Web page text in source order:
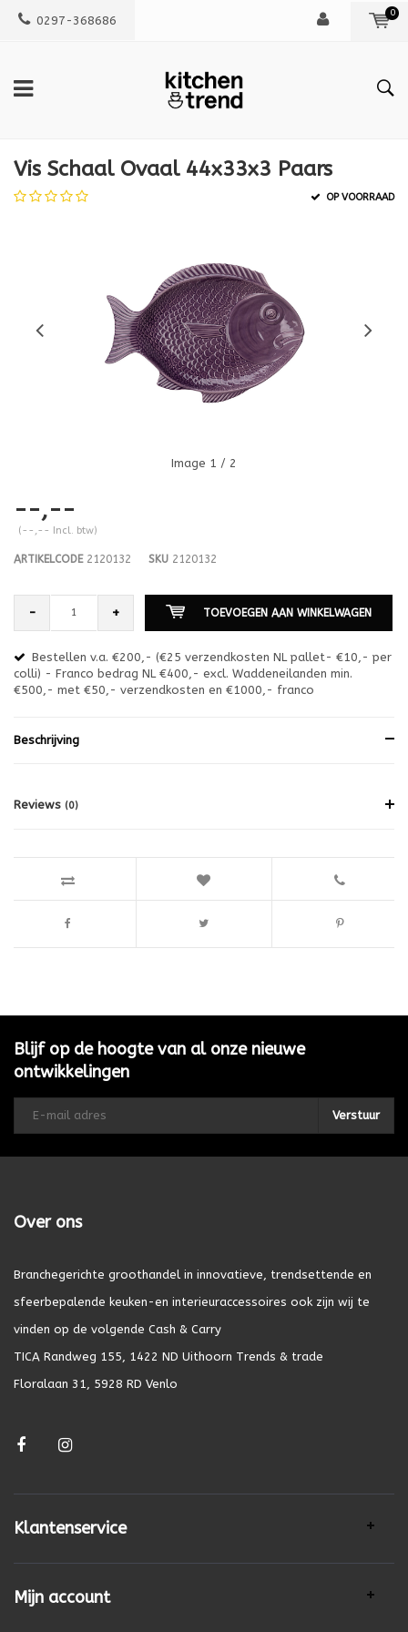
0297-368686
0
Vis Schaal Ovaal 44x33x3 Paars
OP VOORRAAD
Image 1 / 2
--,--
(--,-- Incl. btw)
ARTIKELCODE2120132 SKU 2120132
- + TOEVOEGEN AAN WINKELWAGEN
Bestellen v.a. €200,- (€25 verzendkosten NL pallet- €10,- per
colli) - Franco bedrag NL €400,- excl. Waddeneilanden min.
€500,- met €50,- verzendkosten en €1000,- franco
Beschrijving
Reviews (0)
Blijf op de hoogte van al onze nieuwe
ontwikkelingen
Verstuur
Over ons
Branchegerichte groothandel in innovatieve, trendsettende en
sfeerbepalende keuken-en interieuraccessoires ook zijn wij te
vinden op de volgende Cash & Carry
TICA Randweg 155, 1422 ND Uithoorn Trends & trade
Floralaan 31, 5928 RD Venlo
Klantenservice
Mijn account